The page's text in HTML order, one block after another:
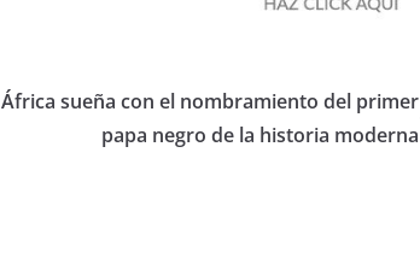
África sueña con el nombramiento del primer
papa negro de la historia moderna